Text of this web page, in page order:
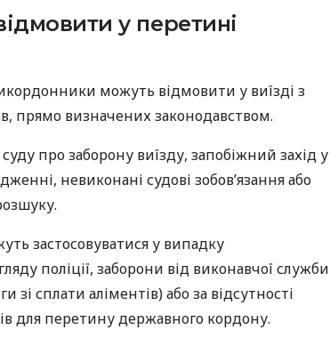
у перетині
можуть відмовити у виїзді з
прямо визначених законодавством.
про заборону виїзду, запобіжний захід у
невиконані судові зобов’язання або
застосовуватися у випадку
поліції, заборони від виконавчої служби
зі сплати аліментів) або за відсутності
для перетину державного кордону.